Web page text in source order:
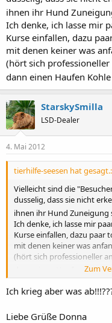
ihnen ihr Hund
Ich denke, ich lasse mir
Kurse einfallen, dazu
mit denen keiner was
(hört sich professioneller
dann einen Haufen
StarskySmilla
LSD-Dealer
4. Mai 2012
tierhilfe-seesen hat gesagt.:
Vielleicht sind die
dusselig, dass sie nicht
ihnen ihr Hund Zuneigung
Ich denke, ich lasse mir
Kurse einfallen, dazu paar
mit denen keiner was
(hört sich professioneller
dann einen Haufen Kohle
Zum
Ich krieg aber was
Liebe Grüße Donna